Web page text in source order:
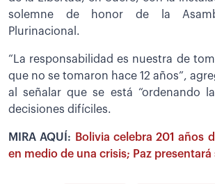
solemne de honor de la
Plurinacional.
“La responsabilidad es nuestra de
que no se tomaron hace 12 años”,
al señalar que se está “ordenando
decisiones difíciles.
MIRA AQUÍ:
Bolivia celebra 201 años
en medio de una crisis; Paz